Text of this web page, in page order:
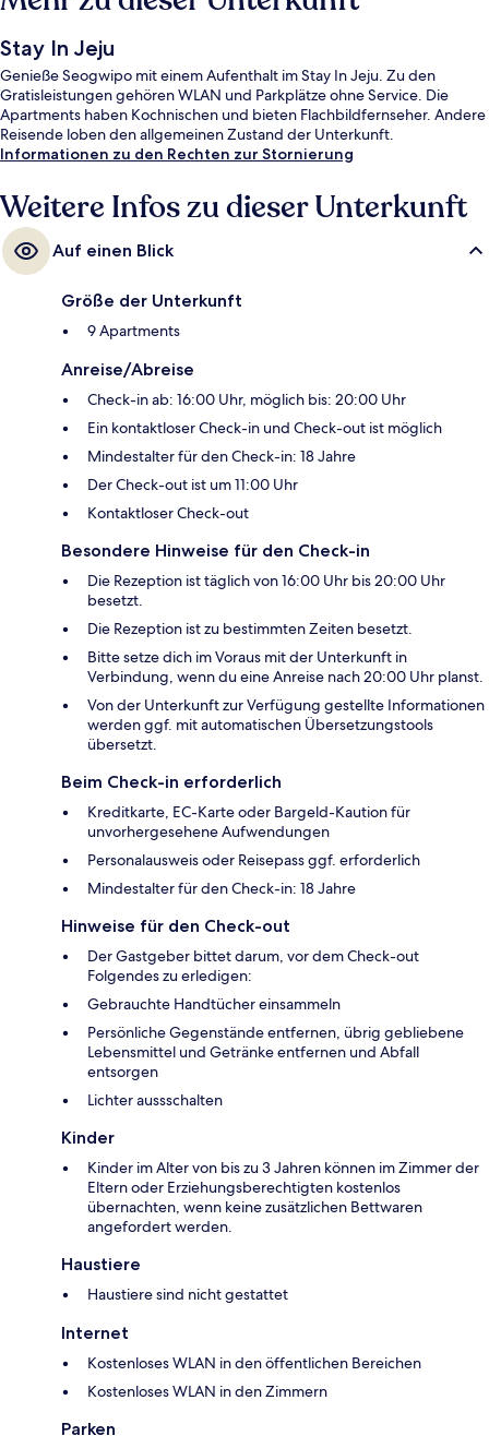
Stay In Jeju
Genieße Seogwipo mit einem Aufenthalt im Stay In Jeju. Zu den
Gratisleistungen gehören WLAN und Parkplätze ohne Service. Die
Apartments haben Kochnischen und bieten Flachbildfernseher. Andere
Reisende loben den allgemeinen Zustand der Unterkunft.
Informationen zu den Rechten zur Stornierung
Weitere Infos zu dieser Unterkunft
Auf einen Blick
Größe der Unterkunft
9 Apartments
Anreise/Abreise
Check-in ab: 16:00 Uhr, möglich bis: 20:00 Uhr
Ein kontaktloser Check-in und Check-out ist möglich
Mindestalter für den Check-in: 18 Jahre
Der Check-out ist um 11:00 Uhr
Kontaktloser Check-out
Besondere Hinweise für den Check-in
Die Rezeption ist täglich von 16:00 Uhr bis 20:00 Uhr
besetzt.
Die Rezeption ist zu bestimmten Zeiten besetzt.
Bitte setze dich im Voraus mit der Unterkunft in
Verbindung, wenn du eine Anreise nach 20:00 Uhr planst.
Von der Unterkunft zur Verfügung gestellte Informationen
werden ggf. mit automatischen Übersetzungstools
übersetzt.
Beim Check-in erforderlich
Kreditkarte, EC-Karte oder Bargeld-Kaution für
unvorhergesehene Aufwendungen
Personalausweis oder Reisepass ggf. erforderlich
Mindestalter für den Check-in: 18 Jahre
Hinweise für den Check-out
Der Gastgeber bittet darum, vor dem Check-out
Folgendes zu erledigen:
Gebrauchte Handtücher einsammeln
Persönliche Gegenstände entfernen, übrig gebliebene
Lebensmittel und Getränke entfernen und Abfall
entsorgen
Lichter aussschalten
Kinder
Kinder im Alter von bis zu 3 Jahren können im Zimmer der
Eltern oder Erziehungsberechtigten kostenlos
übernachten, wenn keine zusätzlichen Bettwaren
angefordert werden.
Haustiere
Haustiere sind nicht gestattet
Internet
Kostenloses WLAN in den öffentlichen Bereichen
Kostenloses WLAN in den Zimmern
Parken